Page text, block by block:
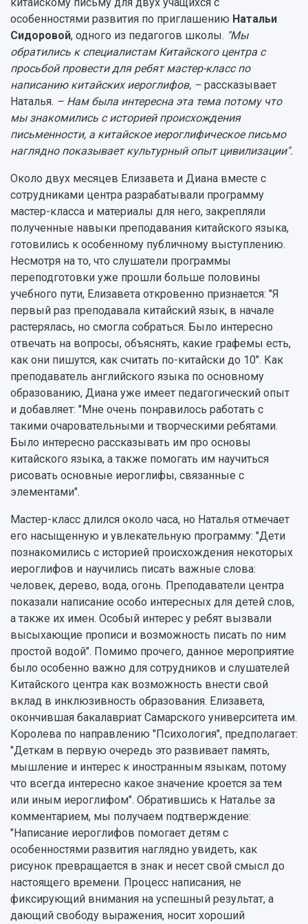
Архив
Фирменный стиль
Устойчивое развитие
Кампус
3D-тур по университету
Музеи
Учебный аэродром
Центр истории авиационных двигателей
Ботанический сад
Умный дом бабочек
Международный межвузовский кампус
Сведения об образовательной организации
Официальные документы
Библиотека
Видеолекции
Противодействие COVID-19
Конкурсы научных проектов и грантов
Областной конкурс "Молодой учёный"
Отчеты о научно-исследовательской
деятельности
Журналы Самарского университета
Научные конференции
Патенты
Публикации и издания
Отчеты о проведенных конференциях
особенностями развития по приглашению Натальи
Сидоровой, одного из педагогов школы. "Мы
обратились к специалистам Китайского центра с
просьбой провести для ребят мастер-класс по
написанию китайских иероглифов, – рассказывает
Наталья. – Нам была интересна эта тема потому что
мы знакомились с историей происхождения
письменности, а китайское иероглифическое письмо
наглядно показывает культурный опыт цивилизации".
Около двух месяцев Елизавета и Диана вместе с
сотрудниками центра разрабатывали программу
мастер-класса и материалы для него, закрепляли
полученные навыки преподавания китайского языка,
готовились к особенному публичному выступлению.
Несмотря на то, что слушатели программы
переподготовки уже прошли больше половины
учебного пути, Елизавета откровенно признается: "Я
первый раз преподавала китайский язык, в начале
растерялась, но смогла собраться. Было интересно
отвечать на вопросы, объяснять, какие графемы есть,
как они пишутся, как считать по-китайски до 10". Как
преподаватель английского языка по основному
образованию, Диана уже имеет педагогический опыт
и добавляет: "Мне очень понравилось работать с
такими очаровательными и творческими ребятами.
Было интересно рассказывать им про основы
китайского языка, а также помогать им научиться
рисовать основные иероглифы, связанные с
элементами".
Мастер-класс длился около часа, но Наталья отмечает
его насыщенную и увлекательную программу: "Дети
познакомились с историей происхождения некоторых
иероглифов и научились писать важные слова:
человек, дерево, вода, огонь. Преподаватели центра
показали написание особо интересных для детей слов,
а также их имен. Особый интерес у ребят вызвали
высыхающие прописи и возможность писать по ним
простой водой". Помимо прочего, данное мероприятие
было особенно важно для сотрудников и слушателей
Китайского центра как возможность внести свой
вклад в инклюзивность образования. Елизавета,
окончившая бакалавриат Самарского университета им.
Королева по направлению "Психология", предполагает:
"Деткам в первую очередь это развивает память,
мышление и интерес к иностранным языкам, потому
что всегда интересно какое значение кроется за тем
или иным иероглифом". Обратившись к Наталье за
комментарием, мы получаем подтверждение:
"Написание иероглифов помогает детям с
особенностями развития наглядно увидеть, как
рисунок превращается в знак и несет свой смысл до
настоящего времени. Процесс написания, не
фиксирующий внимания на успешный результат, а
дающий свободу выражения, носит хороший